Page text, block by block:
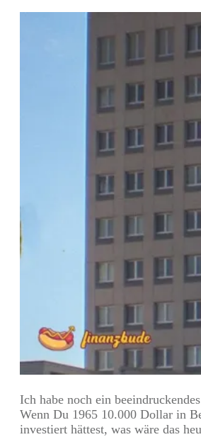
Ich habe noch ein
Wenn Du 1965 10.000 Dollar in
investiert hättest, was wäre das